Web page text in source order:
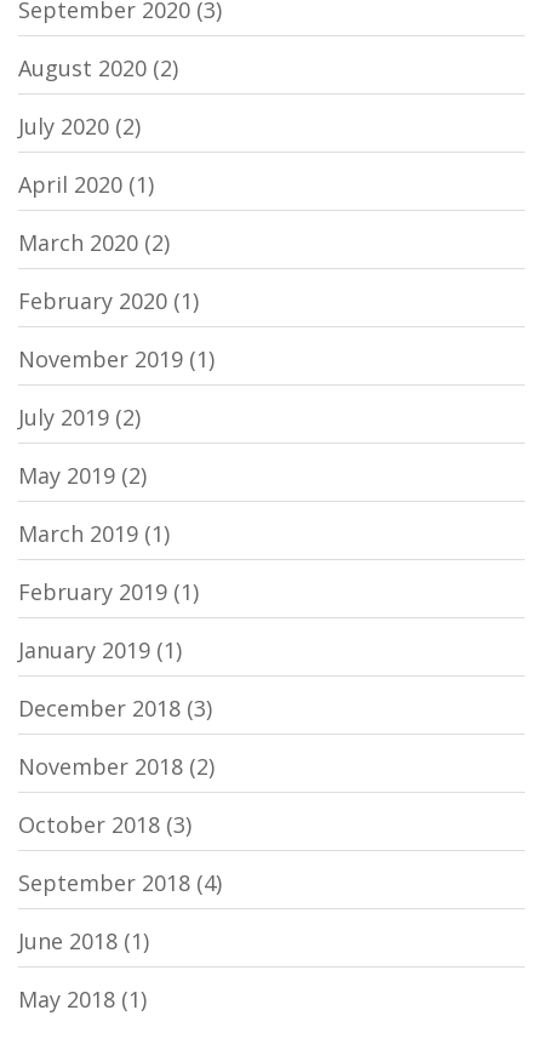
September 2020 (3)
August 2020 (2)
July 2020 (2)
April 2020 (1)
March 2020 (2)
February 2020 (1)
November 2019 (1)
July 2019 (2)
May 2019 (2)
March 2019 (1)
February 2019 (1)
January 2019 (1)
December 2018 (3)
November 2018 (2)
October 2018 (3)
September 2018 (4)
June 2018 (1)
May 2018 (1)